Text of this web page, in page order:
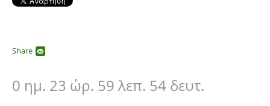
Share
0 ημ. 23 ώρ. 59 λεπ. 53 δευτ.